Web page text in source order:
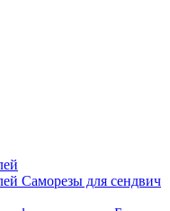
Саморезы для сендвич